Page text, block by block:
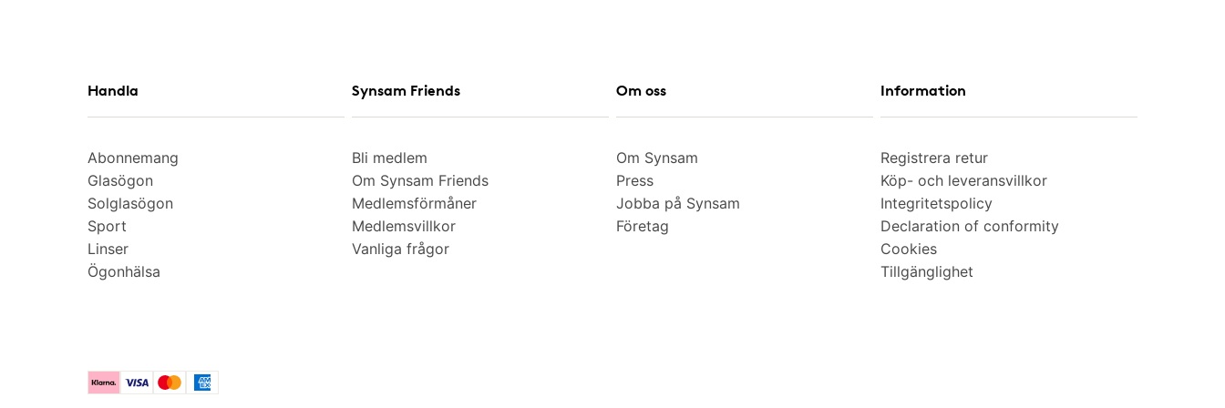
Handla
Abonnemang
Glasögon
Solglasögon
Sport
Linser
Ögonhälsa
Synsam Friends
Bli medlem
Om Synsam Friends
Medlemsförmåner
Medlemsvillkor
Vanliga frågor
Om oss
Om Synsam
Press
Jobba på Synsam
Företag
Information
Registrera retur
Köp- och leveransvillkor
Integritetspolicy
Declaration of conformity
Cookies
Tillgänglighet
KlarnaVisa MastercardAmerican Express